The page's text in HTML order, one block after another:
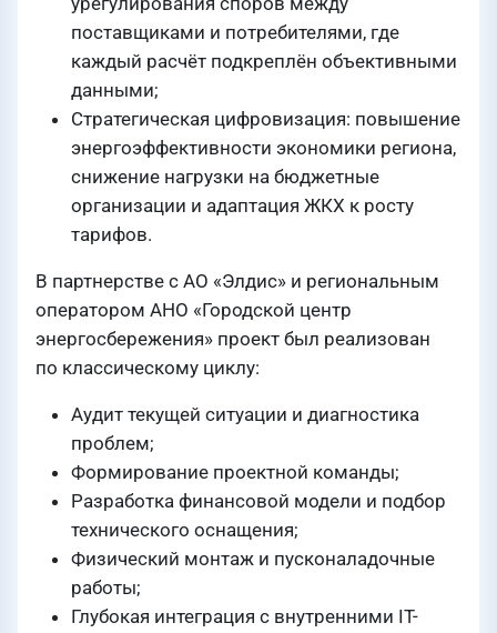
поставщиками и потребителями, где
каждый расчёт подкреплён объективными
данными;
Стратегическая цифровизация: повышение
энергоэффективности экономики региона,
снижение нагрузки на бюджетные
организации и адаптация ЖКХ к росту
тарифов.
В партнерстве с АО «Элдис» и региональным
оператором АНО «Городской центр
энергосбережения» проект был реализован
по классическому циклу:
Аудит текущей ситуации и диагностика
проблем;
Формирование проектной команды;
Разработка финансовой модели и подбор
технического оснащения;
Физический монтаж и пусконаладочные
работы;
Глубокая интеграция с внутренними IT-